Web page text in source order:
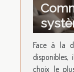
idéal
?
Face à la
choix le